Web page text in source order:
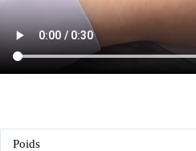
Poids